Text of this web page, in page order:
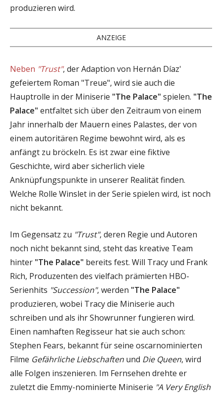
produzieren wird.
ANZEIGE
Neben "Trust", der Adaption von Hernán Díaz'
gefeiertem Roman "Treue", wird sie auch die
Hauptrolle in der Miniserie "The Palace" spielen. "The
Palace" entfaltet sich über den Zeitraum von einem
Jahr innerhalb der Mauern eines Palastes, der von
einem autoritären Regime bewohnt wird, als es
anfängt zu bröckeln. Es ist zwar eine fiktive
Geschichte, wird aber sicherlich viele
Anknüpfungspunkte in unserer Realität finden.
Welche Rolle Winslet in der Serie spielen wird, ist noch
nicht bekannt.
Im Gegensatz zu "Trust", deren Regie und Autoren
noch nicht bekannt sind, steht das kreative Team
hinter "The Palace" bereits fest. Will Tracy und Frank
Rich, Produzenten des vielfach prämierten HBO-
Serienhits "Succession", werden "The Palace"
produzieren, wobei Tracy die Miniserie auch
schreiben und als ihr Showrunner fungieren wird.
Einen namhaften Regisseur hat sie auch schon:
Stephen Fears, bekannt für seine oscarnominierten
Filme Gefährliche Liebschaften und Die Queen, wird
alle Folgen inszenieren. Im Fernsehen drehte er
zuletzt die Emmy-nominierte Miniserie "A Very English